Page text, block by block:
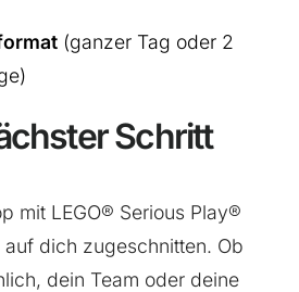
(ganzer Tag oder 2
Schritt
mit LEGO® Serious Play®
dich zugeschnitten. Ob
dein Team oder deine